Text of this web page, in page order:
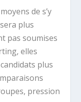
de s’y
plus
pas soumises
elles
plus
pression